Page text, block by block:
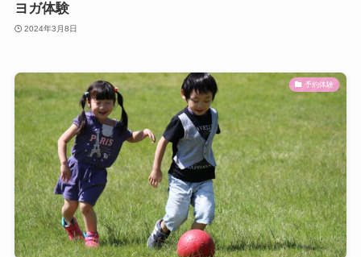
ヨガ体験
2024年3月8日
予約体験